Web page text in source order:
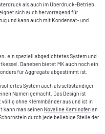
als auch im Überdruck-Betrieb
sich auch hervorragend für
und kann auch mit Kondensat- und
ein speziell abgedichtetes System und
Daneben bietet MK auch noch ein
für Aggregate abgestimmt ist.
System auch als selbständiger
Namen gemacht. Das Design ist
ohne Klemmbänder aus und ist in
kann man seinen Novaline Kaminofenan
durch jede beliebige Stelle der